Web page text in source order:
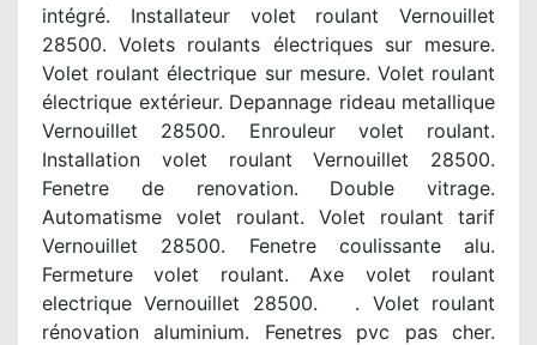
intégré. Installateur volet roulant Vernouillet
28500. Volets roulants électriques sur mesure.
Volet roulant électrique sur mesure. Volet roulant
électrique extérieur. Depannage rideau metallique
Vernouillet 28500. Enrouleur volet roulant.
Installation volet roulant Vernouillet 28500.
Fenetre de renovation. Double vitrage.
Automatisme volet roulant. Volet roulant tarif
Vernouillet 28500. Fenetre coulissante alu.
Fermeture volet roulant. Axe volet roulant
electrique Vernouillet 28500. . Volet roulant
rénovation aluminium. Fenetres pvc pas cher.